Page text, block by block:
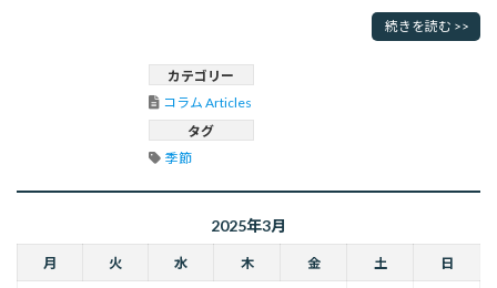
いは金曜日に届くことになるので、来週まで持ち越
しになり、処理が年度始めと重なり、混乱がありそ
３日早くなることが多いので、その分、大変でもあ
ります。しかも、この時期に新入･･･
続きを読む >>
カテゴリー
コラム Articles
タグ
季節
2025年3月
月 火 水 木 金 土 日